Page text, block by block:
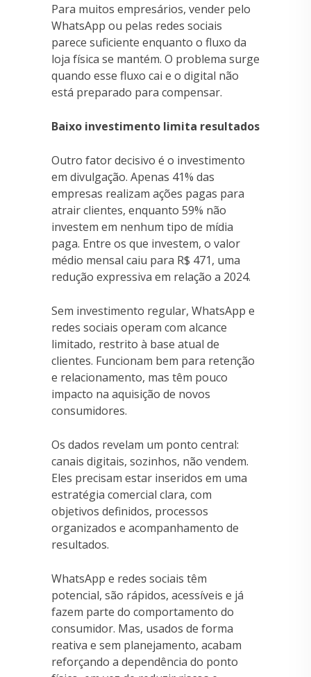
Para muitos empresários, vender pelo
WhatsApp ou pelas redes sociais
parece suficiente enquanto o fluxo da
loja física se mantém. O problema surge
quando esse fluxo cai e o digital não
está preparado para compensar.
Baixo investimento limita resultados
Outro fator decisivo é o investimento
em divulgação. Apenas 41% das
empresas realizam ações pagas para
atrair clientes, enquanto 59% não
investem em nenhum tipo de mídia
paga. Entre os que investem, o valor
médio mensal caiu para R$ 471, uma
redução expressiva em relação a 2024.
Sem investimento regular, WhatsApp e
redes sociais operam com alcance
limitado, restrito à base atual de
clientes. Funcionam bem para retenção
e relacionamento, mas têm pouco
impacto na aquisição de novos
consumidores.
Os dados revelam um ponto central:
canais digitais, sozinhos, não vendem.
Eles precisam estar inseridos em uma
estratégia comercial clara, com
objetivos definidos, processos
organizados e acompanhamento de
resultados.
WhatsApp e redes sociais têm
potencial, são rápidos, acessíveis e já
fazem parte do comportamento do
consumidor. Mas, usados de forma
reativa e sem planejamento, acabam
reforçando a dependência do ponto